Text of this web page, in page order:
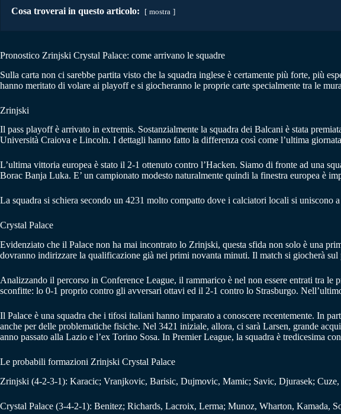
Cosa troverai in questo articolo: mostra
Pronostico Zrinjski Crystal Palace: come arrivano le squadre
Sulla carta non ci sarebbe partita visto che la squadra inglese è certamente più forte, più
hanno meritato di volare ai playoff e si giocheranno le proprie carte specialmente tra le
Zrinjski
Il pass playoff è arrivato in extremis. Sostanzialmente la squadra dei Balcani è stata
Università Craiova e Lincoln. I dettagli hanno fatto la differenza così come l’ultima
L’ultima vittoria europea è stato il 2-1 ottenuto contro l’Hacken. Siamo di fronte ad una
Borac Banja Luka. E’ un campionato modesto naturalmente quindi la finestra europea è
La squadra si schiera secondo un 4231 molto compatto dove i calciatori locali si uniscono
Crystal Palace
Evidenziato che il Palace non ha mai incontrato lo Zrinjski, questa sfida non solo è una
dovranno indirizzare la qualificazione già nei primi novanta minuti. Il match si giocherà
Analizzando il percorso in Conference League, il rammarico è nel non essere entrati tra
sconfitte: lo 0-1 proprio contro gli avversari ottavi ed il 2-1 contro lo Strasburgo.
Il Palace è una squadra che i tifosi italiani hanno imparato a conoscere recentemente. In
anche per delle problematiche fisiche. Nel 3421 iniziale, allora, ci sarà Larsen, grande
anno passato alla Lazio e l’ex Torino Sosa. In Premier League, la squadra è tredicesima
Le probabili formazioni Zrinjski Crystal Palace
Zrinjski (4-2-3-1): Karacic; Vranjkovic, Barisic, Dujmovic, Mamic; Savic, Djurasek;
Crystal Palace (3-4-2-1): Benitez; Richards, Lacroix, Lerma; Munoz, Wharton, Kamada,